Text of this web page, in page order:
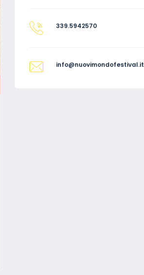
339.5942570
info@nuovimondofestival.it